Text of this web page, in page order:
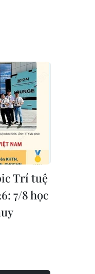
Trí tuệ
7/8 học